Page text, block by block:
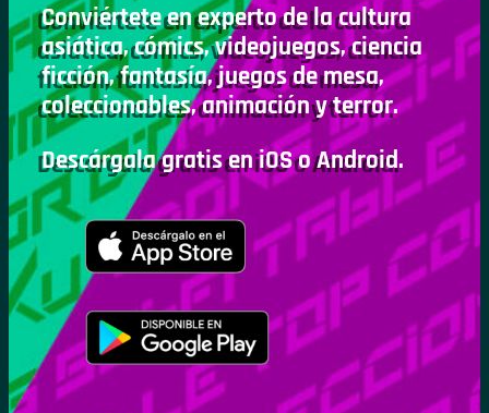
Conviértete en experto de la cultura
asiática, cómics, videojuegos, ciencia
ficción, fantasía, juegos de mesa,
coleccionables, animación y terror.
Descárgala gratis en iOS o Android.